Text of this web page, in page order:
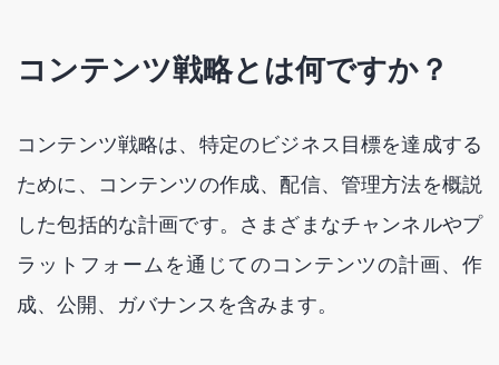
コンテンツ戦略とは何ですか？
コンテンツ戦略は、特定のビジネス目標を達成する
ために、コンテンツの作成、配信、管理方法を概説
した包括的な計画です。さまざまなチャンネルやプ
ラットフォームを通じてのコンテンツの計画、作
成、公開、ガバナンスを含みます。